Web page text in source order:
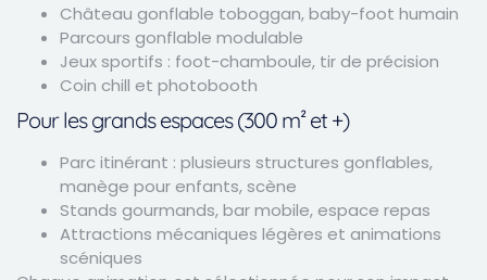
Château gonflable toboggan, baby-foot humain
Parcours gonflable modulable
Jeux sportifs : foot-chamboule, tir de précision
Coin chill et photobooth
Pour les grands espaces (300 m² et +)
Parc itinérant : plusieurs structures gonflables,
manège pour enfants, scène
Stands gourmands, bar mobile, espace repas
Attractions mécaniques légères et animations
scéniques